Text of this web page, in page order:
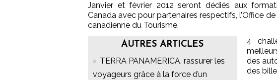
Janvier et février 2012 seront dédiés aux
Canada avec pour partenaires respectifs, l’Office
canadienne du Tourisme.
AUTRES ARTICLES
TERRA PANAMERICA, rassurer les
voyageurs grâce à la force d’un
4
des
des